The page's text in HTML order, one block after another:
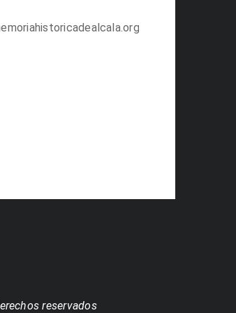
reservados